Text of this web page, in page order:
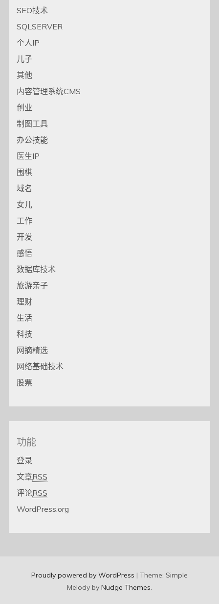
SEO技术
SQLSERVER
个人IP
儿子
其他
内容管理系统CMS
创业
制图工具
办公技能
医生IP
围棋
域名
女儿
工作
开发
感悟
数据库技术
旅游亲子
理财
生活
科技
网摘精选
网络基础技术
股票
功能
登录
文章RSS
评论RSS
WordPress.org
Proudly powered by WordPress | Theme: Simple
Melody by Nudge Themes.